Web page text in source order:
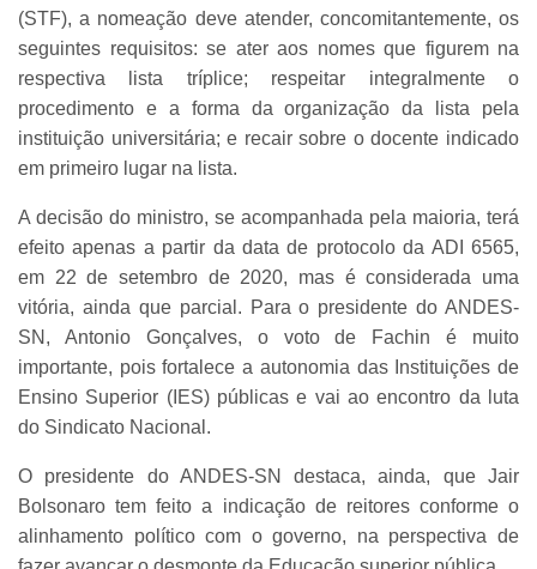
(STF), a nomeação deve atender, concomitantemente, os
seguintes requisitos: se ater aos nomes que figurem na
respectiva lista tríplice; respeitar integralmente o
procedimento e a forma da organização da lista pela
instituição universitária; e recair sobre o docente indicado
em primeiro lugar na lista.
A decisão do ministro, se acompanhada pela maioria, terá
efeito apenas a partir da data de protocolo da ADI 6565,
em 22 de setembro de 2020, mas é considerada uma
vitória, ainda que parcial. Para o presidente do ANDES-
SN, Antonio Gonçalves, o voto de Fachin é muito
importante, pois fortalece a autonomia das Instituições de
Ensino Superior (IES) públicas e vai ao encontro da luta
do Sindicato Nacional.
O presidente do ANDES-SN destaca, ainda, que Jair
Bolsonaro tem feito a indicação de reitores conforme o
alinhamento político com o governo, na perspectiva de